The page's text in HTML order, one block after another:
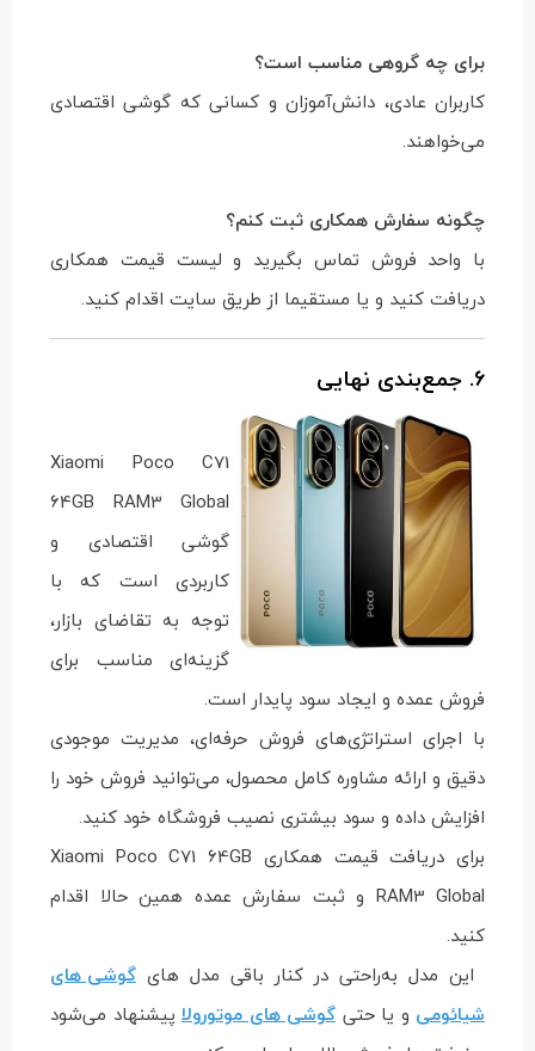
برای چه گروهی مناسب است؟
کاربران عادی، دانش‌آموزان و کسانی که گوشی اقتصادی
می‌خواهند.
چگونه سفارش همکاری ثبت کنم؟
با واحد فروش تماس بگیرید و لیست قیمت همکاری
دریافت کنید و یا مستقیما از طریق سایت اقدام کنید.
6. جمع‌بندی نهایی
Xiaomi Poco C71
64GB RAM3 Global
گوشی اقتصادی و
کاربردی است که با
توجه به تقاضای بازار،
گزینه‌ای مناسب برای
فروش عمده و ایجاد سود پایدار است.
با اجرای استراتژی‌های فروش حرفه‌ای، مدیریت موجودی
دقیق و ارائه مشاوره کامل محصول، می‌توانید فروش خود را
افزایش داده و سود بیشتری نصیب فروشگاه خود کنید.
برای دریافت قیمت همکاری Xiaomi Poco C71 64GB
RAM3 Global و ثبت سفارش عمده همین حالا اقدام
کنید.
این مدل به‌راحتی در کنار باقی مدل های گوشی های
شیائومی و یا حتی گوشی های موتورولا پیشنهاد می‌شود